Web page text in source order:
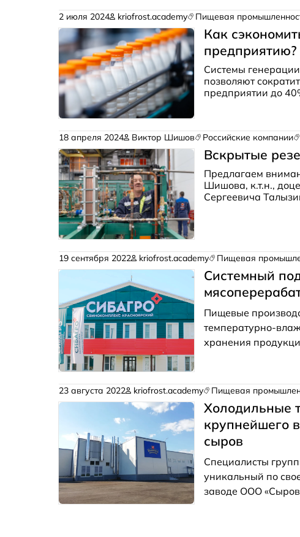
2 июля 2024 kriofrost.academy Пищевая
Как
Системы
позволяют
предприятии до
18 апреля 2024 Виктор Шишов Российские компании
Вскрытые
Предлагаем
Шишова, к.т.н.,
Сергеевича
на 100% и число
активное
только, читайте в
19 сентября 2022 kriofrost.academy Пищевая
Cистемный
Пищевые
температурно-
хранения
холодоснабжения
достижения
23 августа 2022 kriofrost.academy Пищевая
Холодильные
крупнейшего
сыров
Специалисты
уникальный по
заводе ООО